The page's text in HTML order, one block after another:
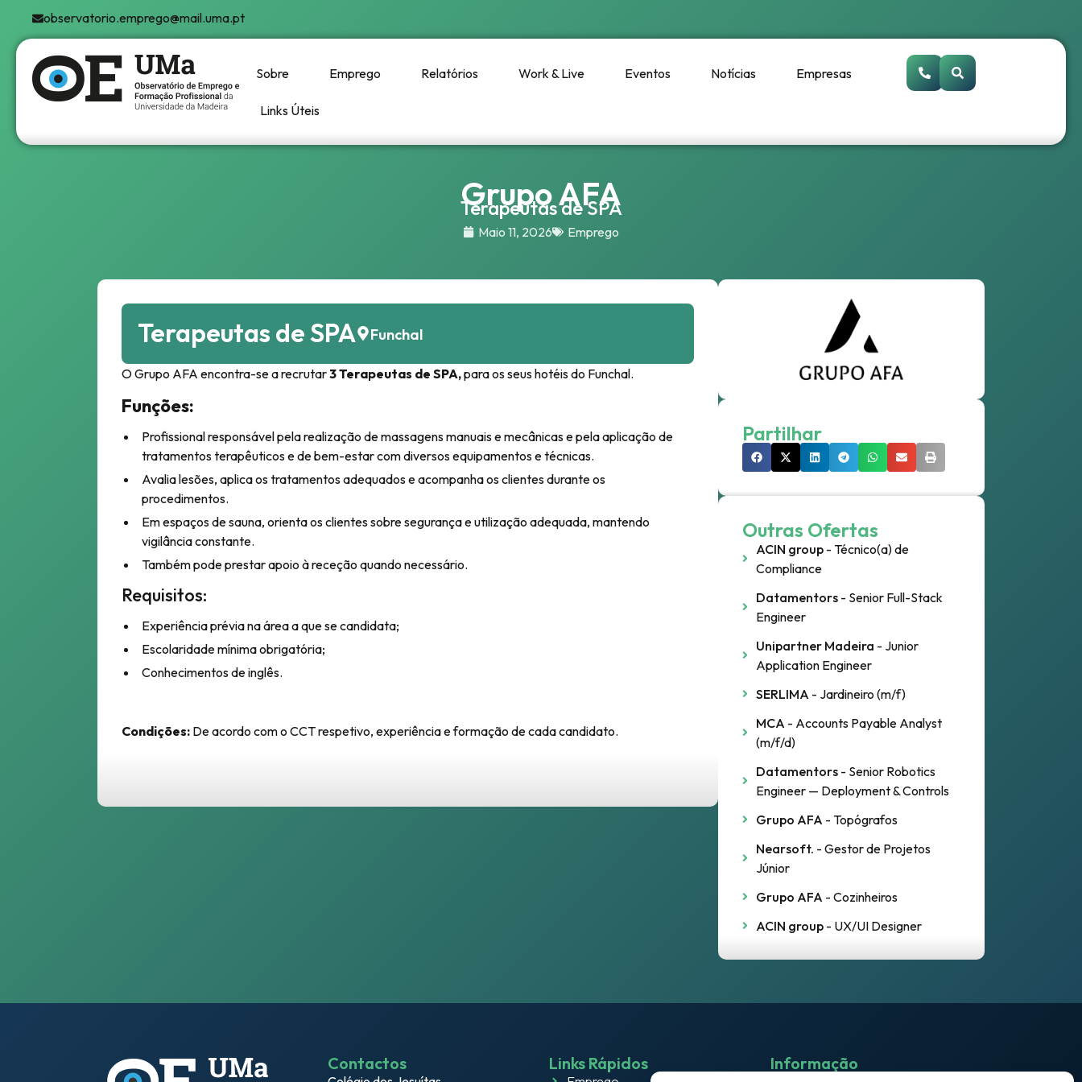
observatorio.emprego@mail.uma.pt
Sobre Emprego Relatórios Work & Live Eventos Notícias Empresas
Links Úteis
Grupo AFA
Terapeutas de SPA
Maio 11, 2026 Emprego
Terapeutas de SPA Funchal
O Grupo AFA encontra-se a recrutar3 Terapeutas de SPA,para os seus hotéis do Funchal.
Funções:
Profissional responsável pela realização de massagens manuais e mecânicas e pela aplicação de
tratamentos terapêuticos e de bem-estar com diversos equipamentos e técnicas.
Avalia lesões, aplica os tratamentos adequados e acompanha os clientes durante os
procedimentos.
Em espaços de sauna, orienta os clientes sobre segurança e utilização adequada, mantendo
vigilância constante.
Também pode prestar apoio à receção quando necessário.
Requisitos:
Experiência prévia na área a que se candidata;
Escolaridade mínima obrigatória;
Conhecimentos de inglês.
Condições: De acordo com o CCT respetivo, experiência e formação de cada candidato.
Partilhar
Outras Ofertas
ACIN group - Técnico(a) de
Compliance
Datamentors - Senior Full-Stack
Engineer
Unipartner Madeira - Junior
Application Engineer
SERLIMA - Jardineiro (m/f)
MCA - Accounts Payable Analyst
(m/f/d)
Datamentors - Senior Robotics
Engineer — Deployment & Controls
Grupo AFA - Topógrafos
Nearsoft. - Gestor de Projetos
Júnior
Grupo AFA - Cozinheiros
ACIN group - UX/UI Designer
Contactos Links Rápidos Informação